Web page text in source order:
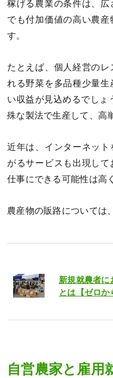
稼げる農業の条件は、
でも付加価値の高い農
す。
たとえば、個人経営の
れる野菜を多品種少量
い収益が見込めるでし
殊な製法で生産して、高
近年は、インターネッ
がるサービスも出現し
仕事にできる可能性は高
農産物の販路については
新規就農者に
とは【ゼロか
自営農家と雇用